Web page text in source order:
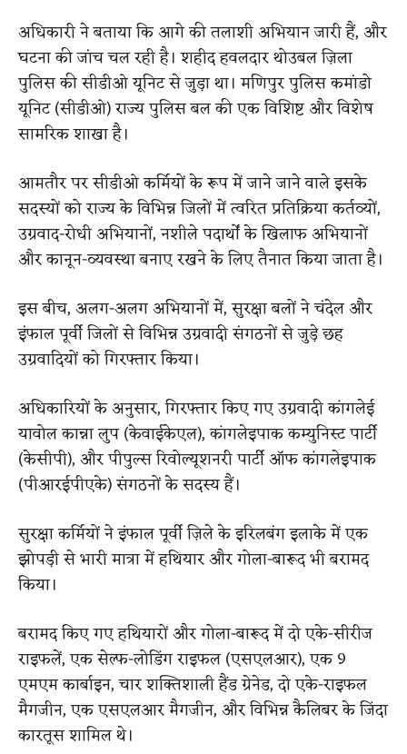
अधिकारी ने बताया कि आगे की तलाशी अभियान जारी हैं, और
घटना की जांच चल रही है। शहीद हवलदार थोउबल ज़िला
पुलिस की सीडीओ यूनिट से जुड़ा था। मणिपुर पुलिस कमांडो
यूनिट (सीडीओ) राज्य पुलिस बल की एक विशिष्ट और विशेष
सामरिक शाखा है।
आमतौर पर सीडीओ कर्मियों के रूप में जाने जाने वाले इसके
सदस्यों को राज्य के विभिन्न जिलों में त्वरित प्रतिक्रिया कर्तव्यों,
उग्रवाद-रोधी अभियानों, नशीले पदार्थों के खिलाफ अभियानों
और कानून-व्यवस्था बनाए रखने के लिए तैनात किया जाता है।
इस बीच, अलग-अलग अभियानों में, सुरक्षा बलों ने चंदेल और
इंफाल पूर्वी जिलों से विभिन्न उग्रवादी संगठनों से जुड़े छह
उग्रवादियों को गिरफ्तार किया।
अधिकारियों के अनुसार, गिरफ्तार किए गए उग्रवादी कांगलेई
यावोल कान्ना लुप (केवाईकेएल), कांगलेइपाक कम्युनिस्ट पार्टी
(केसीपी), और पीपुल्स रिवोल्यूशनरी पार्टी ऑफ कांगलेइपाक
(पीआरईपीएके) संगठनों के सदस्य हैं।
सुरक्षा कर्मियों ने इंफाल पूर्वी ज़िले के इरिलबंग इलाके में एक
झोपड़ी से भारी मात्रा में हथियार और गोला-बारूद भी बरामद
किया।
बरामद किए गए हथियारों और गोला-बारूद में दो एके-सीरीज
राइफलें, एक सेल्फ-लोडिंग राइफल (एसएलआर), एक 9
एमएम कार्बाइन, चार शक्तिशाली हैंड ग्रेनेड, दो एके-राइफल
मैगजीन, एक एसएलआर मैगजीन, और विभिन्न कैलिबर के जिंदा
कारतूस शामिल थे।